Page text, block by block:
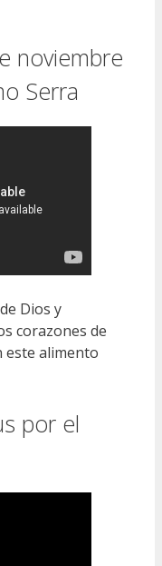
noviembre
Serra
Dios y
corazones de
este alimento
por el